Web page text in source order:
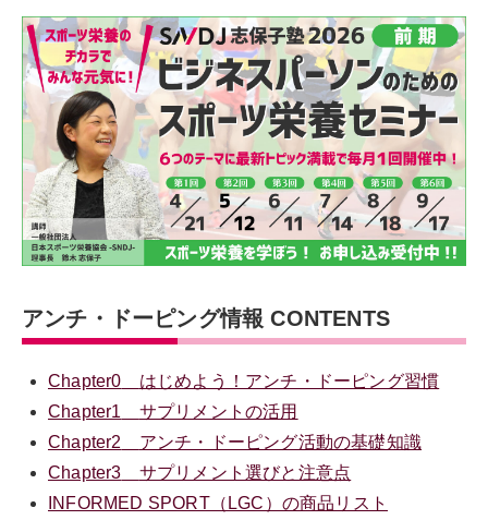
アンチ・ドーピング情報 CONTENTS
Chapter0
はじめよう！アンチ・ドーピング習慣
Chapter1
サプリメントの活用
Chapter2
アンチ・ドーピング活動の基礎知識
Chapter3
サプリメント選びと注意点
INFORMED SPORT（LGC）の商品リスト